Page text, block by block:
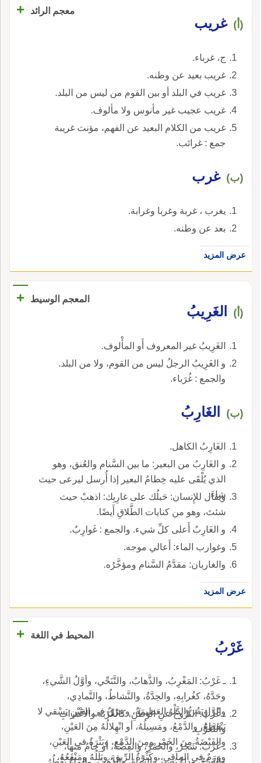
معجم الرائد +
(أ) غريب
ج، غرباء.
غريب بعيد عن وطنه.
غريب في البلد أو بين القوم من ليس من البلد.
غريب عجيب غير مأنوس ولا مألوف.
غريب من الكلام البعيد عن الفهم، مؤنث غريبة
جمع : غرائب.
(ب) غرب
يغرب ، غربة وغربا وغرابة.
بعد عن وطنه.
عرض المزيد
المعجم الوسيط +
(أ) الغَرِيبُ
الغَرِيبُ غير المعروف أَو المأْلوف.
و الغَرِيبُ الرجلُ ليس من القوم، ولا من البلد.
والجمع : غُرَباء.
(ب) الغَارِبُ
الغَارِبُ الكاهل.
و الغَارِبُ من البعير: ما بين السَّنام والعُنق، وهو
الذي يُلْقَى عليه خِطامُ البعير إذا أُرسل ليرعى حيث
شاءَ.
ويقال للإِنسان: حَبلُك على غارِبِك: اذهبْ حيث
شئتَ، وهو من كنايات الطَّلاقِ أَيضًا.
و الغَارِبُ أَعلى كلِّ شيء. والجمع : غَوارِبُ.
وغوارب الماء: أَعالي موجه.
والغاربان: مقدَّمُ السَّنام ومؤخَّرُه.
عرض المزيد
المحيط في اللغة
+
غَرْبُ
ـ غَرْبُ: المَغْرِبُ، والذَّهابُ، والتَّنَحِّي، وأوَّلُ الشَّيءِ،
وحَدَّهُ، كغُرابِهِ، والحِدَّةُ، والنَّشاطُ، والتَّمادِي،
والرَّاوِيَةُ، والدَّلْوُ العَظيمَةُ، وعِرْقٌ في العَيْنِ يَسْقي لا
يَنْقَطِعُ، والدَّمْعُ، ومَسِيلُهُ، أو انْهِلالُهُ مِنَ العَيْنِ،
والفَيْضَةُ مِنَ الخَمْرِ ومِنَ الدَّمْعِ، وبَثْرَةٌ في العَيْنِ،
ووَرَمٌ في المآقِي، وكَثْرَةُ الرِّيقِ، وبَلَلُهُ ومَنْقَعُهُ،
ـ غُرْبُ: النُّزُوحُ عنِ الوَطَنِ، كالغُرْبَة والاغْترابِ
والتَّغَرُّبِ.
ـ غَرَبُ: شَجَرٌ، والخَمْرُ، والفِضَّةُ، أو جامٌ منها،